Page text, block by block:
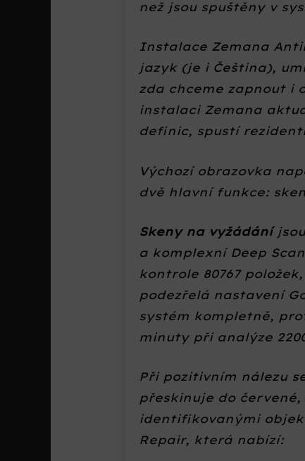
než jsou spuštěny v
Instalace Zemana
jazyk (je i Čeština),
zda chceme zapnout i
instalaci Zemana
definic, spustí
Výchozí obrazovka
dvě hlavní funkce:
Skeny na vyžádání
a komplexní Deep
kontrole 80767
podezřelá nastavení
systém kompletně,
minuty při analýze
Při pozitivním nálezu
přeskinuje do
identifikovanými
Repair, která nabízí: